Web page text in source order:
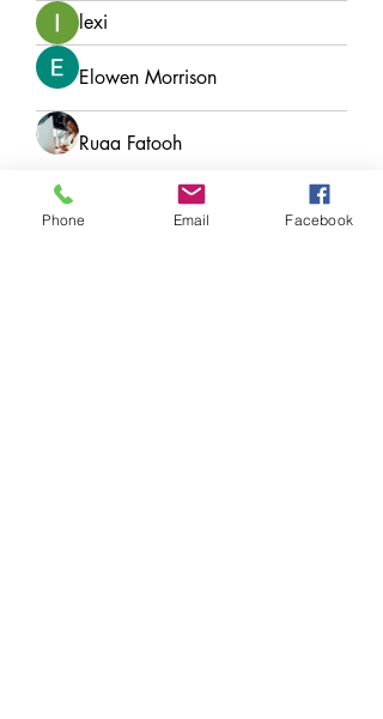
lexi
Elowen Morrison
Ruaa Fatooh
Yuko Okamoto
Phone Email Facebook